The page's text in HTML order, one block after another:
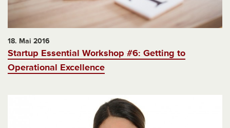
18. Mai 2016
Startup Essential Workshop #6: Getting to
Operational Excellence